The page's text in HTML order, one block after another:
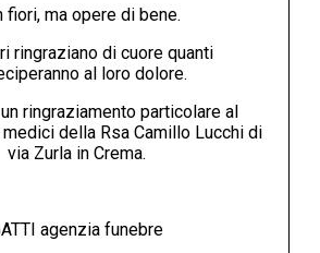
fiori, ma opere di bene.
ringraziano di cuore quanti
al loro dolore.
ringraziamento particolare al
della Rsa Camillo Lucchi di
via Zurla in Crema.
agenzia funebre